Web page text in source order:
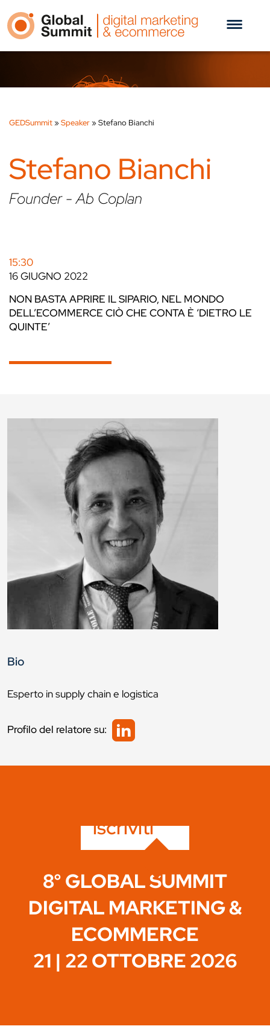
GEDSummit»Speaker»Stefano Bianchi
Stefano Bianchi
Founder - Ab Coplan
15:30
16 GIUGNO 2022
NON BASTA APRIRE IL SIPARIO, NEL MONDO
DELL’ECOMMERCE CIÒ CHE CONTA È ‘DIETRO LE
QUINTE’
Bio
Esperto in supply chain e logistica
Profilo del relatore su:
iscriviti
8° GLOBAL SUMMIT
DIGITAL MARKETING &
ECOMMERCE
21 | 22 OTTOBRE 2026